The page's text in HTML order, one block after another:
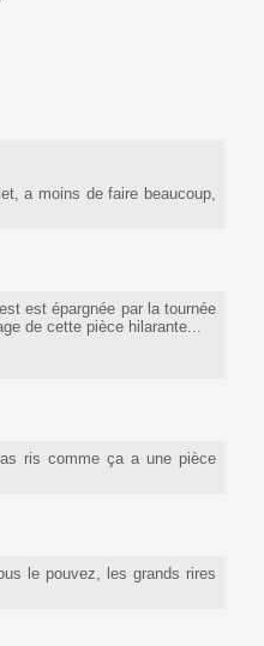
a moins de faire beaucoup,
est épargnée par la tournée
de cette pièce hilarante...
ris comme ça a une pièce
le pouvez, les grands rires